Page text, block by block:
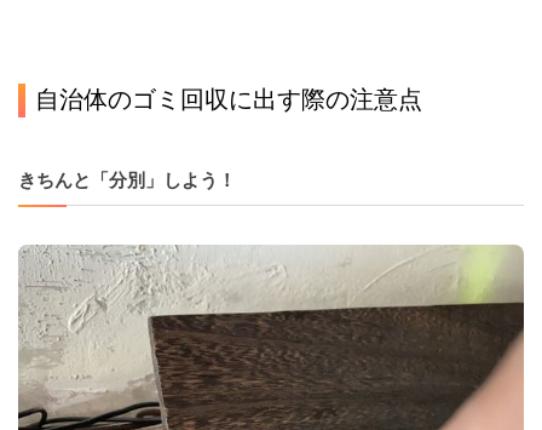
自治体のゴミ回収に出す際の注意点
きちんと「分別」しよう！